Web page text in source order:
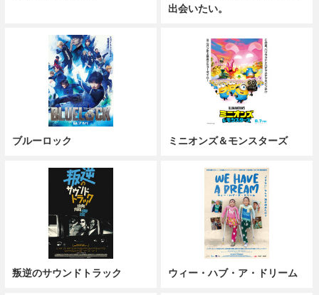
出会いたい。
ブルーロック ミニオンズ＆モンスターズ
叛逆のサウンドトラック ウィー・ハブ・ア・ドリーム